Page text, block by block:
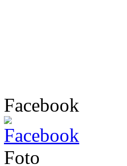
Facebook
Foto